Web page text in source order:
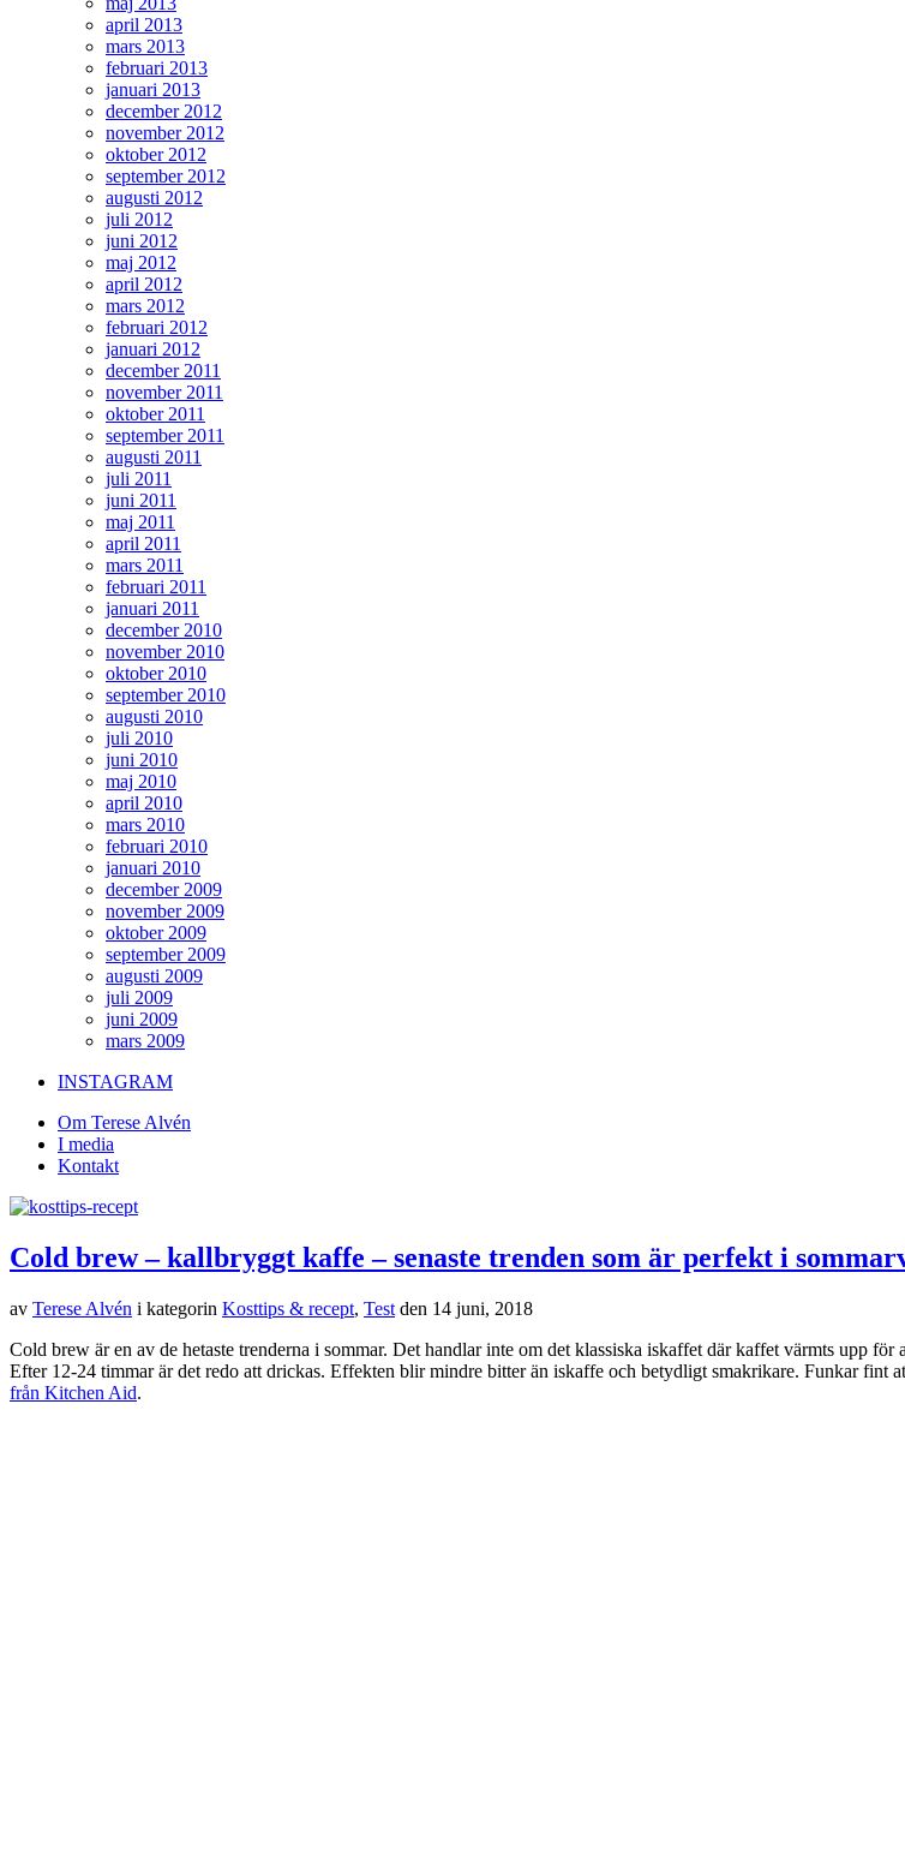
april 2013
mars 2013
februari 2013
januari 2013
december 2012
november 2012
oktober 2012
september 2012
augusti 2012
juli 2012
juni 2012
maj 2012
april 2012
mars 2012
februari 2012
januari 2012
december 2011
november 2011
oktober 2011
september 2011
augusti 2011
juli 2011
juni 2011
maj 2011
april 2011
mars 2011
februari 2011
januari 2011
december 2010
november 2010
oktober 2010
september 2010
augusti 2010
juli 2010
juni 2010
maj 2010
april 2010
mars 2010
februari 2010
januari 2010
december 2009
november 2009
oktober 2009
september 2009
augusti 2009
juli 2009
juni 2009
mars 2009
INSTAGRAM
Om Terese Alvén
I media
Kontakt
Cold brew – kallbryggt kaffe – senaste trenden som är perfekt i
av Terese Alvén i kategorin Kosttips & recept, Test den 14 juni, 2018
Cold brew är en av de hetaste trenderna i sommar. Det handlar inte om det klassiska iskaffet där kaffet värmts upp
Efter 12-24 timmar är det redo att drickas. Effekten blir mindre bitter än iskaffe och betydligt smakrikare. Funkar fint
från Kitchen Aid.